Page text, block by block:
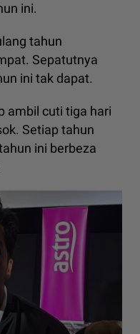
ini.
tahun
Sepatutnya
ini tak dapat.
ambil cuti tiga hari
Setiap tahun
ini berbeza